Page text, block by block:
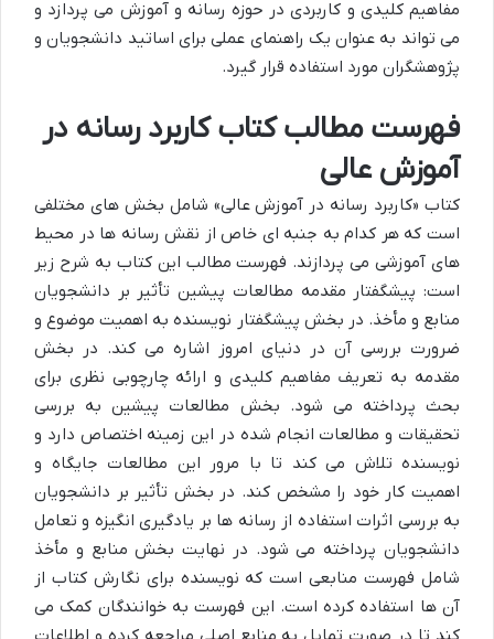
مفاهیم کلیدی و کاربردی در حوزه رسانه و آموزش می پردازد و
می تواند به عنوان یک راهنمای عملی برای اساتید دانشجویان و
پژوهشگران مورد استفاده قرار گیرد.
فهرست مطالب کتاب کاربرد رسانه در
آموزش عالی
کتاب «کاربرد رسانه در آموزش عالی» شامل بخش های مختلفی
است که هر کدام به جنبه ای خاص از نقش رسانه ها در محیط
های آموزشی می پردازند. فهرست مطالب این کتاب به شرح زیر
است: پیشگفتار مقدمه مطالعات پیشین تأثیر بر دانشجویان
منابع و مأخذ. در بخش پیشگفتار نویسنده به اهمیت موضوع و
ضرورت بررسی آن در دنیای امروز اشاره می کند. در بخش
مقدمه به تعریف مفاهیم کلیدی و ارائه چارچوبی نظری برای
بحث پرداخته می شود. بخش مطالعات پیشین به بررسی
تحقیقات و مطالعات انجام شده در این زمینه اختصاص دارد و
نویسنده تلاش می کند تا با مرور این مطالعات جایگاه و
اهمیت کار خود را مشخص کند. در بخش تأثیر بر دانشجویان
به بررسی اثرات استفاده از رسانه ها بر یادگیری انگیزه و تعامل
دانشجویان پرداخته می شود. در نهایت بخش منابع و مأخذ
شامل فهرست منابعی است که نویسنده برای نگارش کتاب از
آن ها استفاده کرده است. این فهرست به خوانندگان کمک می